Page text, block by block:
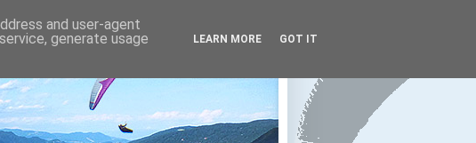
and user-agent
generate usage
LEARN MORE GOT IT